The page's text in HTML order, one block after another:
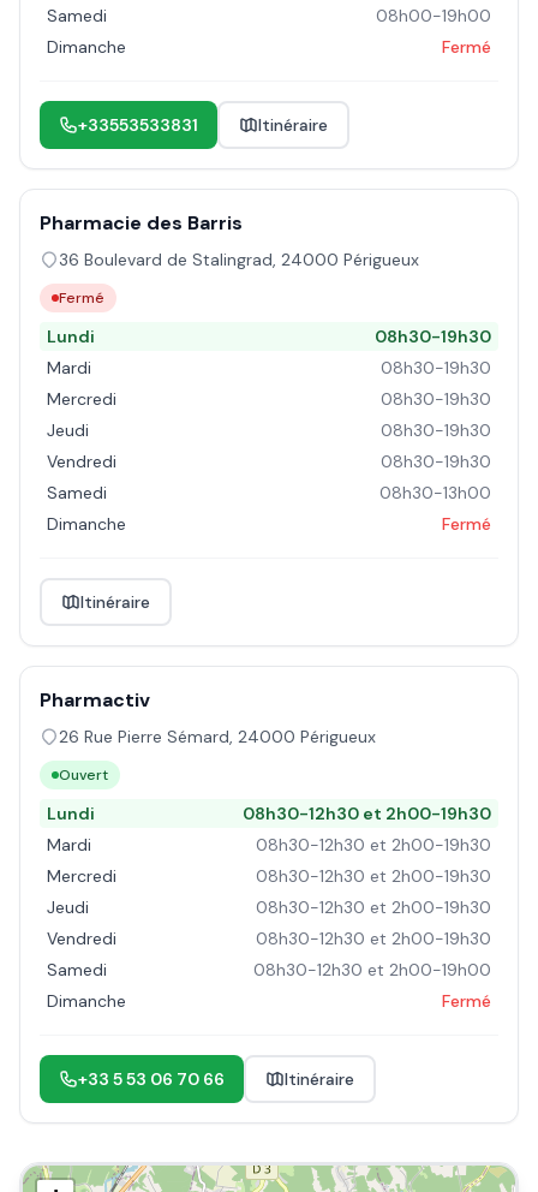
Samedi
08h00-19h00
Dimanche
Fermé
+33553533831 Itinéraire
Pharmacie des Barris
36 Boulevard de Stalingrad, 24000 Périgueux
Fermé
Lundi
08h30-19h30
Mardi
08h30-19h30
Mercredi
08h30-19h30
Jeudi
08h30-19h30
Vendredi
08h30-19h30
Samedi
08h30-13h00
Dimanche
Fermé
Itinéraire
Pharmactiv
26 Rue Pierre Sémard, 24000 Périgueux
Ouvert
Lundi
08h30-12h30 et 2h00-19h30
Mardi
08h30-12h30 et 2h00-19h30
Mercredi
08h30-12h30 et 2h00-19h30
Jeudi
08h30-12h30 et 2h00-19h30
Vendredi
08h30-12h30 et 2h00-19h30
Samedi
08h30-12h30 et 2h00-19h00
Dimanche
Fermé
+33 5 53 06 70 66 Itinéraire